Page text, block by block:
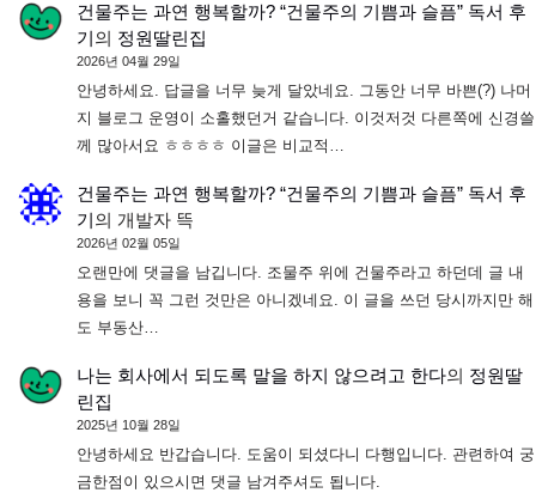
건물주는 과연 행복할까? “건물주의 기쁨과 슬픔” 독서 후
기의 정원딸린집
2026년 04월 29일
안녕하세요. 답글을 너무 늦게 달았네요. 그동안 너무 바쁜(?) 나머
지 블로그 운영이 소홀했던거 같습니다. 이것저것 다른쪽에 신경쓸
께 많아서요 ㅎㅎㅎㅎ 이글은 비교적…
건물주는 과연 행복할까? “건물주의 기쁨과 슬픔” 독서 후
기의 개발자 뜩
2026년 02월 05일
오랜만에 댓글을 남깁니다. 조물주 위에 건물주라고 하던데 글 내
용을 보니 꼭 그런 것만은 아니겠네요. 이 글을 쓰던 당시까지만 해
도 부동산…
나는 회사에서 되도록 말을 하지 않으려고 한다의 정원딸
린집
2025년 10월 28일
안녕하세요 반갑습니다. 도움이 되셨다니 다행입니다. 관련하여 궁
금한점이 있으시면 댓글 남겨주셔도 됩니다.